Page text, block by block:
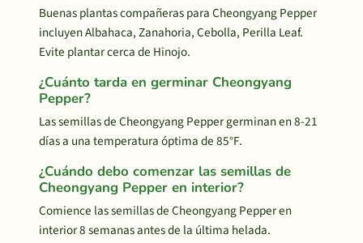
Buenas plantas compañeras para Cheongyang Pepper
incluyen Albahaca, Zanahoria, Cebolla, Perilla Leaf.
Evite plantar cerca de Hinojo.
¿Cuánto tarda en germinar Cheongyang
Pepper?
Las semillas de Cheongyang Pepper germinan en 8-21
días a una temperatura óptima de 85°F.
¿Cuándo debo comenzar las semillas de
Cheongyang Pepper en interior?
Comience las semillas de Cheongyang Pepper en
interior 8 semanas antes de la última helada.